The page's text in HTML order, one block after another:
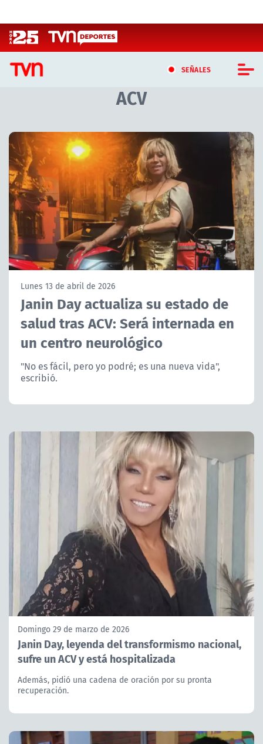
SEÑALES
CASTING MASTERCHEF CHILE
CASTING TVN VERTICAL
TVN VERTICAL
TVN PLAY
PROGRAMAS
TELESERIES
ACTUALIDAD Y TENDENCIAS
CORPORATIVO Y TRANSPARENCIA
CANAL DE DENUNCIAS
ÁREA DE PROYECTOS
ACV
Artículos relacionados con ACV
Lunes 13 de abril de 2026
Janin Day actualiza su estado de
salud tras ACV: Será internada en
un centro neurológico
"No es fácil, pero yo podré; es una nueva vida",
escribió.
Domingo 29 de marzo de 2026
Janin Day, leyenda del transformismo nacional,
sufre un ACV y está hospitalizada
Además, pidió una cadena de oración por su pronta
recuperación.